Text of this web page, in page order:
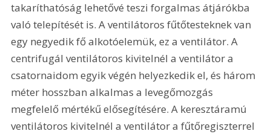
takaríthatóság lehetővé teszi forgalmas átjárókba
való telepítését is. A ventilátoros fűtőtesteknek van
egy negyedik fő alkotóelemük, ez a ventilátor. A
centrifugál ventilátoros kivitelnél a ventilátor a
csatornaidom egyik végén helyezkedik el, és három
méter hosszban alkalmas a levegőmozgás
megfelelő mértékű elősegítésére. A keresztáramú
ventilátoros kivitelnél a ventilátor a fűtőregiszterrel